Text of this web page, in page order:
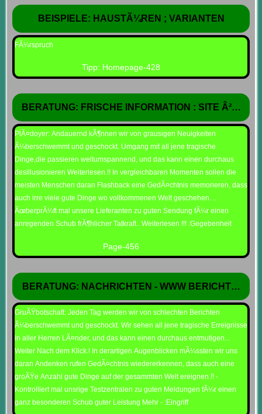
BEISPIELE: HAUSTÃ¼REN ; VARIANTEN
FÃ¼rspruch
Tipp: Homepage-428
BERATUNG: FRISCHE INFORMATION : SITE Â²Â³5
PlÃ¤doyer: Andauernd kÃ¶nnen wir von grausigen Neuigkeiten
Ã¼berschwemmt und geschockt. Umgang mit all jene tragische
Dinge,die passieren weltumspannend, und das kann einen durchaus
desillusionieren Weiterlesen.!! In vergleichbaren Momenten sollen die
meisten Menschen daran Flashback eine GedÃ¤chtnis memorieren, dass
auch irre viele gute Dinge wo vollkommenen Welt geschehen. ..
ÃœberprÃ¼ft mal unsere Lieferanten zu guten Sendung fÃ¼r einen
anregenden Schub frÃ¶hlicher Tatkraft.. Weiterlesen !!! :Gegebenheit
Page-456
BERATUNG: NACHRICHTEN - WWW BERICHTNR. 13
GruÃŸbotschaft: Jeden Tag werden wir von schlechten Berichten
Ã¼berschwemmt und geschockt. Wir sehen all jene tragische Erreignisse
in aller Herren LÃ¤nder, und das kann einen durchaus entmutigen...
Weiter Nach dem Klick.! In derartigen Augenblicken mÃ¼ssten wir uns
daran Andenken rufen GedÃ¤chtnis wiedererkennen, dass auch eine
groÃŸe Anzahl gute Dinge auf der gesammten Welt ereignen.!! -
Kontrolliert mal unsrige Testzentralen zu guten Meldungen fÃ¼r einen
ganz besonderen Schub guter Leistung Mehr - :Eingriff